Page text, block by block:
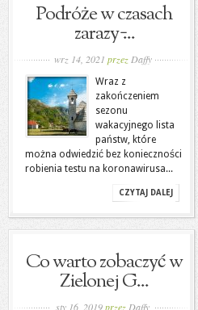
Podróże w czasach
zarazy ̵...
wrz 14, 2021 przez Daffy
Wraz z
zakończeniem
sezonu
wakacyjnego lista
państw, które
można odwiedzić bez konieczności
robienia testu na koronawirusa...
CZYTAJ DALEJ
Co warto zobaczyć w
Zielonej G...
sty 16, 2019przez Daffy